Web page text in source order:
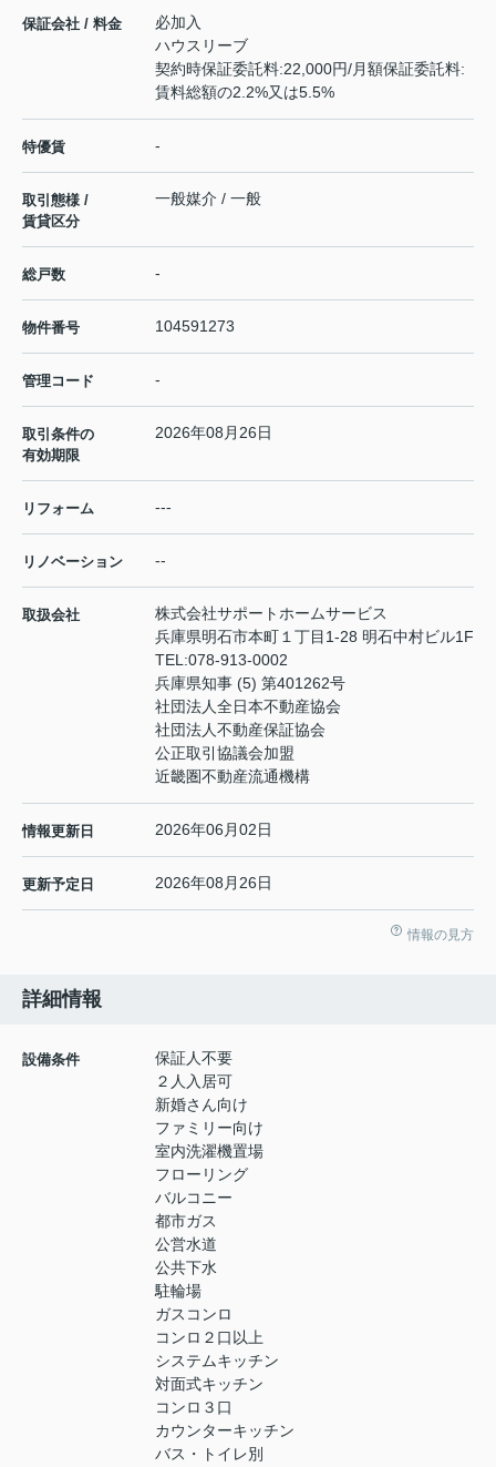
保証会社 / 料金
必加入
ハウスリーブ
契約時保証委託料:22,000円/月額保証委託料:
賃料総額の2.2%又は5.5%
特優賃 -
取引態様 /
賃貸区分
一般媒介 / 一般
総戸数 -
物件番号 104591273
管理コード -
取引条件の
有効期限
2026年08月26日
リフォーム ---
リノベーション --
取扱会社
株式会社サポートホームサービス
兵庫県明石市本町１丁目1-28 明石中村ビル1F
TEL:078-913-0002
兵庫県知事 (5) 第401262号
社団法人全日本不動産協会
社団法人不動産保証協会
公正取引協議会加盟
近畿圏不動産流通機構
情報更新日 2026年06月02日
更新予定日 2026年08月26日
情報の見方
詳細情報
設備条件
保証人不要
２人入居可
新婚さん向け
ファミリー向け
室内洗濯機置場
フローリング
バルコニー
都市ガス
公営水道
公共下水
駐輪場
ガスコンロ
コンロ２口以上
システムキッチン
対面式キッチン
コンロ３口
カウンターキッチン
バス・トイレ別